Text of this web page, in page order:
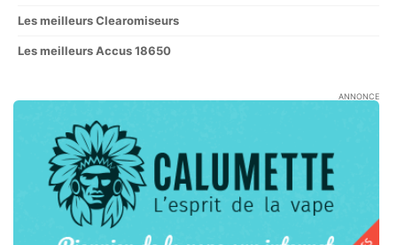
Les meilleurs Clearomiseurs
Les meilleurs Accus 18650
ANNONCE